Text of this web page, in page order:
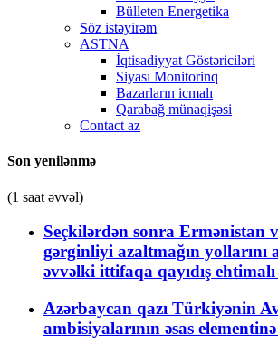
Bülleten Energetika
Söz istəyirəm
ASTNA
İqtisadiyyat Göstəriciləri
Siyası Monitorinq
Bazarların icmalı
Qarabağ münaqişəsi
Contact az
Son yenilənmə
(1 saat əvvəl)
Seçkilərdən sonra Ermənistan
gərginliyi azaltmağın yollarını
əvvəlki ittifaqa qayıdış ehtimalı
Azərbaycan qazı Türkiyənin
ambisiyalarının əsas